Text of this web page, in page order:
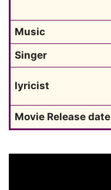
Music
Singer
lyricist
Movie Release date